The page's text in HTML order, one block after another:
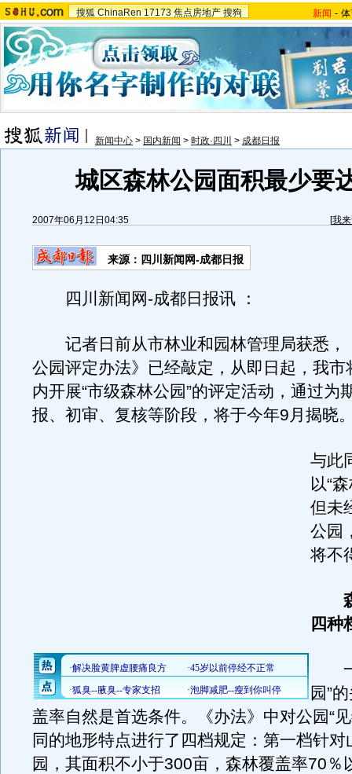
搜狐 ChinaRen 17173 焦点房地产 搜狗 新闻 -
新闻中心 > 国内新闻 > 时政·四川 > 成都日报
城区森林公园面积最少要
2007年06月12日04:35 [我
来源：四川新闻网-成都日报
四川新闻网-成都日报讯 ：
记者日前从市林业和园林管理局获悉，
公园评定办法》已经敲定，从即日起，我市
内开展“市级森林公园”的评定活动，通过为
报、初审、复核等阶段，将于今年9月揭晓
与此
以“
但未
公园
将不
四种
一
园”
盖率自然是首选条件。《办法》中对公园“
同的地形特点进行了四档规定：第一档针对
园，其面积不小于300亩，森林覆盖率70％